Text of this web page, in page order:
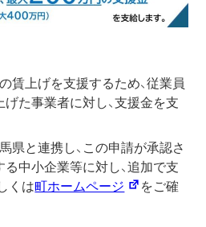
賃上げを支援するため、従業員
た事業者に対し、支援金を支
県と連携し、この申請が承認さ
中小企業等に対し、追加で支
くは町ホームページ
をご確